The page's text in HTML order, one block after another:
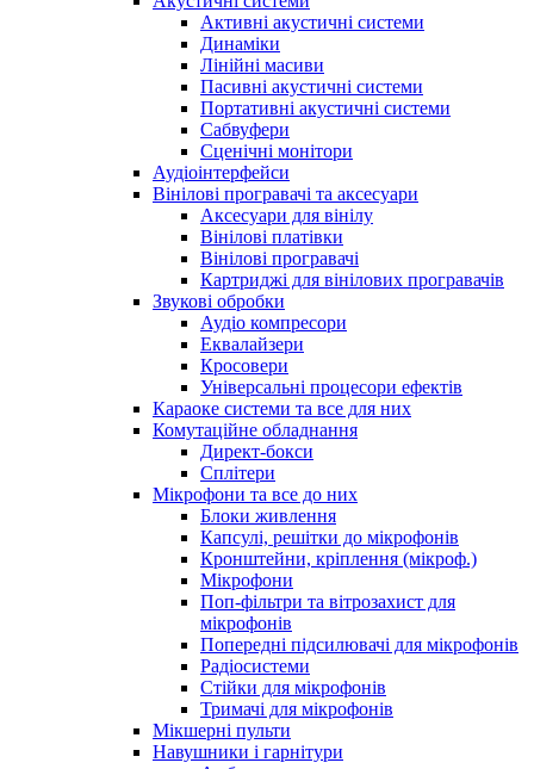
Активні акустичні системи
Динаміки
Лінійні масиви
Пасивні акустичні системи
Портативні акустичні системи
Сабвуфери
Сценічні монітори
Аудіоінтерфейси
Вінілові програвачі та аксесуари
Аксесуари для вінілу
Вінілові платівки
Вінілові програвачі
Картриджі для вінілових програвачів
Звукові обробки
Аудіо компресори
Еквалайзери
Кросовери
Універсальні процесори ефектів
Караоке системи та все для них
Комутаційне обладнання
Директ-бокси
Сплітери
Мікрофони та все до них
Блоки живлення
Капсулі, решітки до мікрофонів
Кронштейни, кріплення (мікроф.)
Мікрофони
Поп-фільтри та вітрозахист для
мікрофонів
Попередні підсилювачі для мікрофонів
Радіосистеми
Стійки для мікрофонів
Тримачі для мікрофонів
Мікшерні пульти
Навушники і гарнітури